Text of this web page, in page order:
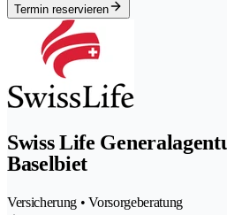
Termin reservieren
Swiss Life
Baselbiet
Versicherung • Vorsorgeberatung